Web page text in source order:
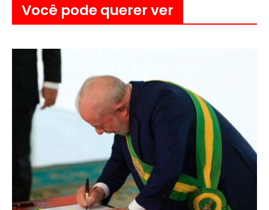
Você pode querer ver